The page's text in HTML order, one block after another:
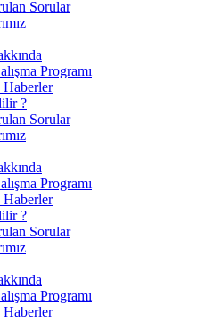
Sorular
Programı
?
Sorular
Programı
?
Sorular
Programı